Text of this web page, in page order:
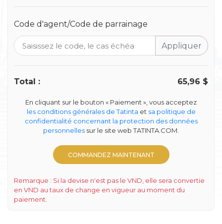
Code d'agent/Code de parrainage
Appliquer
Total : 65,96 $
En cliquant sur le bouton « Paiement », vous acceptez
les conditions générales de Tatinta et sa politique de
confidentialité concernant la protection des données
personnelles sur le site web TATINTA.COM.
COMMANDEZ MAINTENANT
Remarque : Si la devise n'est pas le VND, elle sera convertie
en VND au taux de change en vigueur au moment du
paiement.